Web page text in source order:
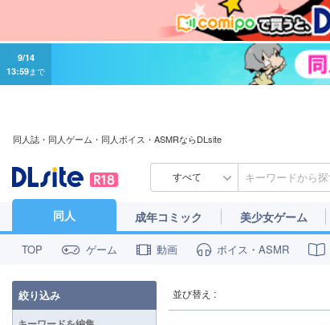
9/14
13:59まで
同人誌・同人ゲーム・同人ボイス・ASMRならDLsite
すべて
同人 成年コミック 美少女ゲーム
TOP ゲーム 動画 ボイス・ASMR
並び替え :
絞り込み